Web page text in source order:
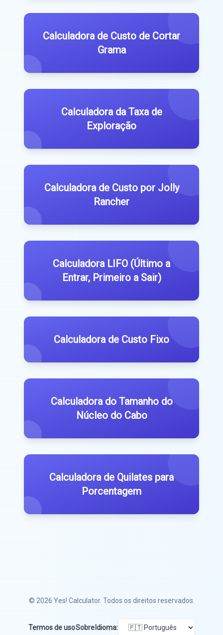
Calculadora de Custo de Cortar
Grama
Calculadora da Taxa de
Exploração
Calculadora de Custo por Jolly
Rancher
Calculadora LIFO (Último a
Entrar, Primeiro a Sair)
Calculadora de Custo Fixo
Calculadora do Tamanho do
Núcleo do Cabo
Calculadora de Quilates para
Porcentagem
© 2026 Yes! Calculator. Todos os direitos reservados.
Termos de usoSobre Idioma: